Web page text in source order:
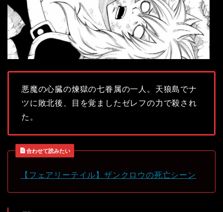
悪魔の心臓の煉獄の七眷属の一人。天狼島でナ
ツに敗北後、目を覚ましたゼレフの力で殺され
た。
合わせて読みたい
【フェアリーテイル】ザンクロウの死亡シーン